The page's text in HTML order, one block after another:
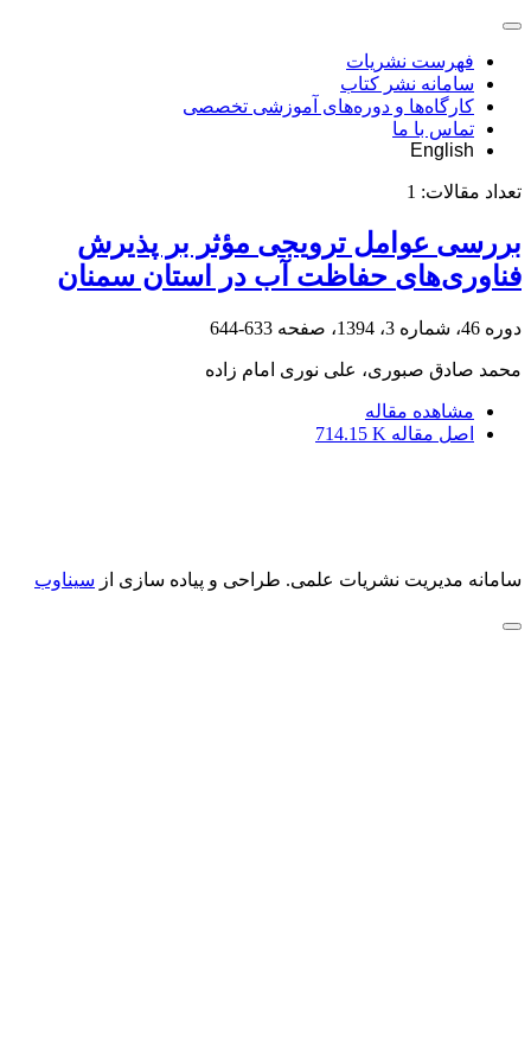
فهرست نشریات
سامانه نشر کتاب
کارگاه‌ها و دوره‌های آموزشی تخصصی
تماس با ما
English
تعداد مقالات: 1
بررسی عوامل ترویجی مؤثر بر پذیرش
فناوری‌های حفاظت آب در استان سمنان
دوره 46، شماره 3، 1394، صفحه 633-644
محمد صادق صبوری، علی نوری امام زاده
مشاهده مقاله
اصل مقاله 714.15 K
سامانه مدیریت نشریات علمی. طراحی و پیاده سازی از سیناوب